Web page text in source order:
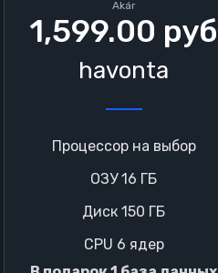
Akár
1,599.00 руб
havonta
Процессор на выбор
ОЗУ 16 ГБ
Диск 150 ГБ
CPU 6 ядер